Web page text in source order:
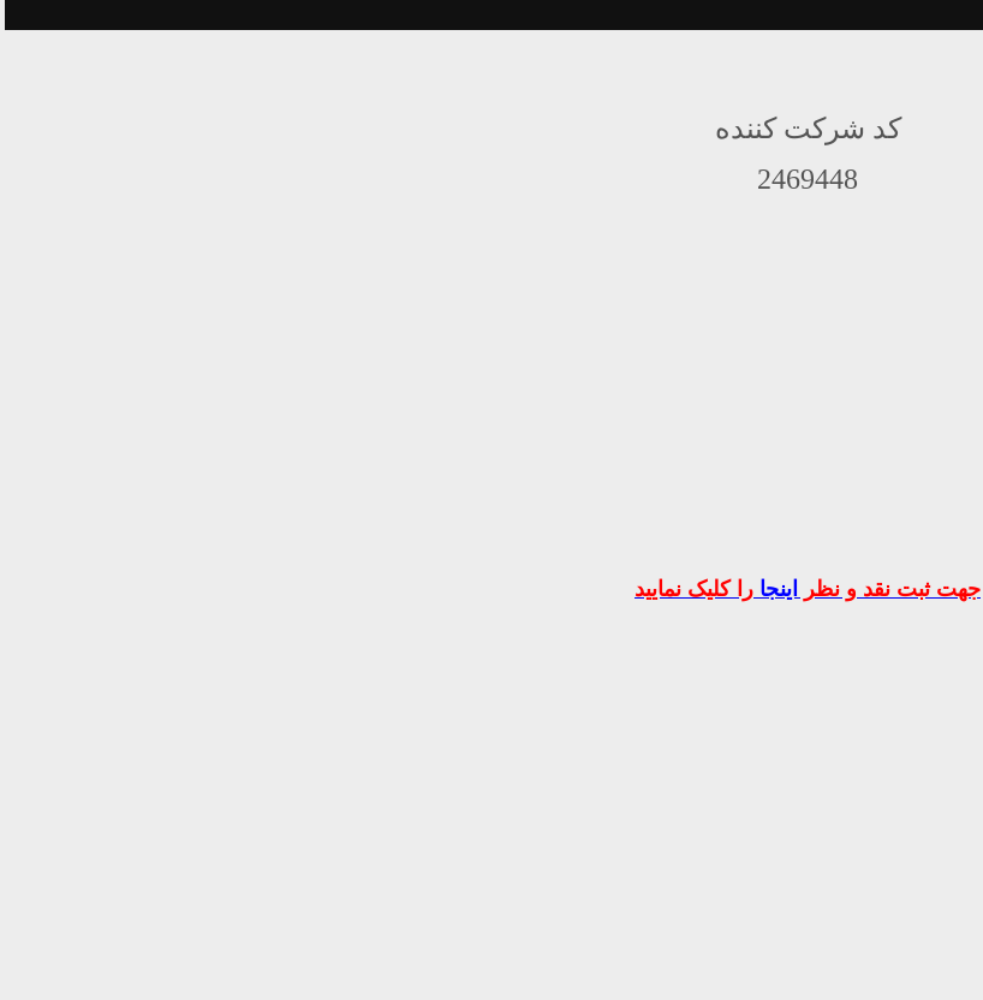
کد شرکت کننده
2469448
جهت ثبت نقد و نظر اینجا را کلیک نمایید